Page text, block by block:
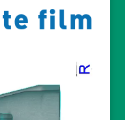
film